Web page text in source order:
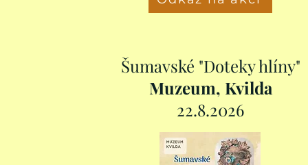
Šumavské "Doteky hlíny"
Muzeum, Kvilda
22.8.2026